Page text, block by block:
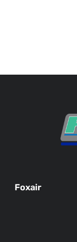
Foxair